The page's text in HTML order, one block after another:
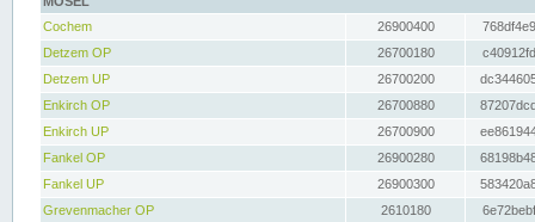
Cochem
26900400
Detzem OP
26700180
Detzem UP
26700200
Enkirch OP
26700880
Enkirch UP
26700900
Fankel OP
26900280
Fankel UP
26900300
Grevenmacher OP
2610180